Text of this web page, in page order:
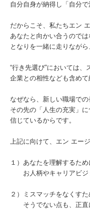
自分自身が納得し「自分
だからこそ、私たちエン
あなたと向かい合うのでは
となりを一緒に走りながら
“行き先選び”においては、
企業との相性なども含めて
なぜなら、新しい職場で
その先の「人生の充実」
信じているからです。
上記に向けて、エン エー
１）あなたを理解するた
お人柄やキャリアビジ
２）ミスマッチをなくす
そうでない点も、正直